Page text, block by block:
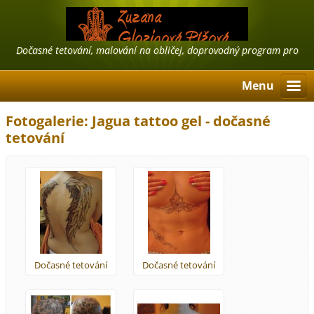
Dočasné tetování, malování na obličej, doprovodný program pro
Menu
Fotogalerie: Jagua tattoo gel - dočasné
tetování
Dočasné tetování Dočasné tetování